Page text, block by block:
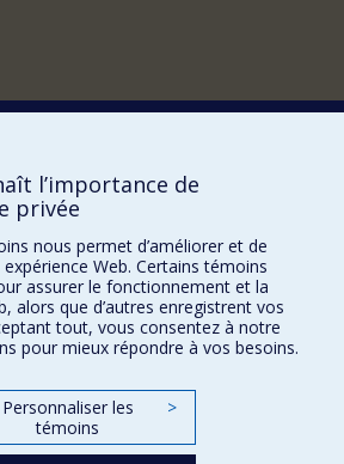
SCIENCES
l’importance de
privée
nous permet d’améliorer et de
Web. Certains témoins
assurer le fonctionnement et la
alors que d’autres enregistrent vos
tout, vous consentez à notre
pour mieux répondre à vos besoins.
Personnaliser les
témoins
>